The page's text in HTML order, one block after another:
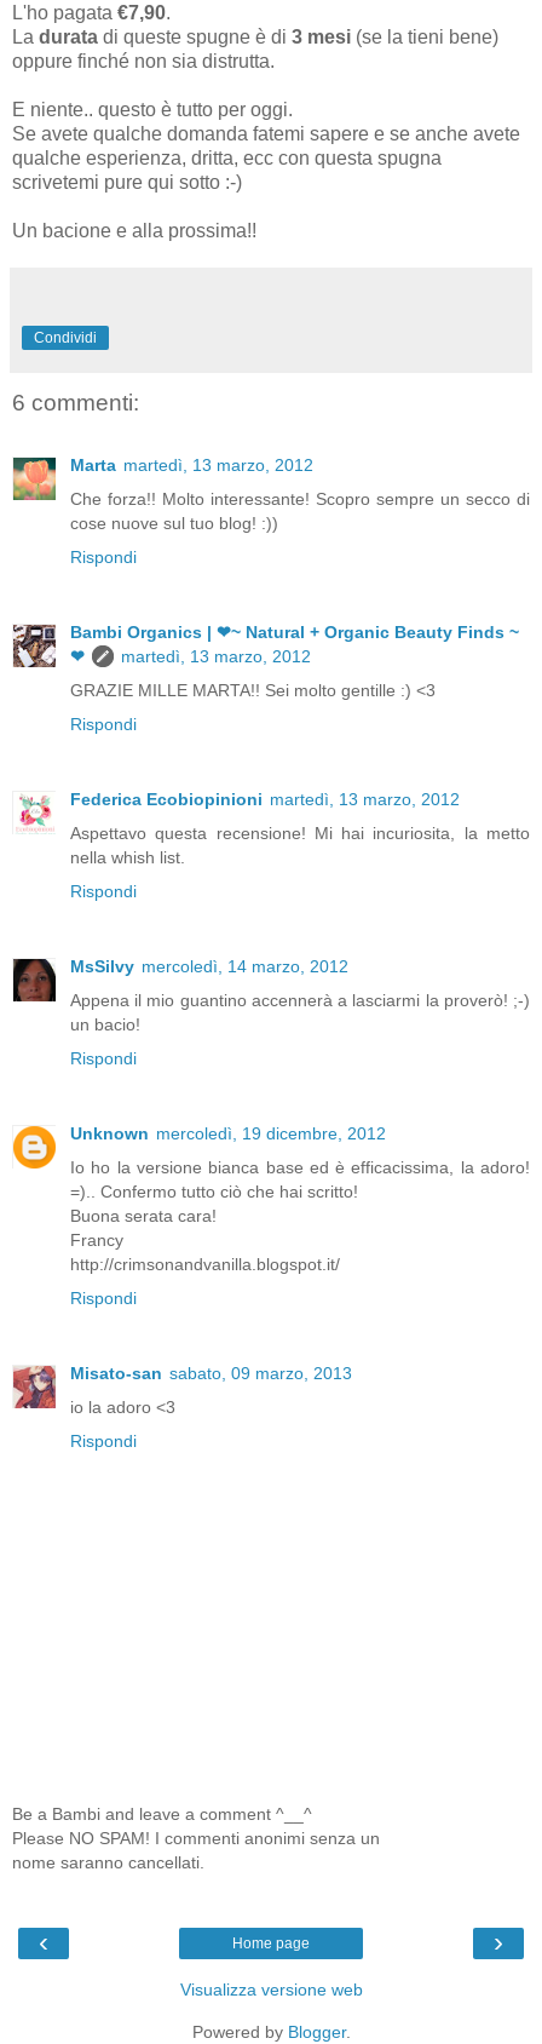
L'ho pagata €7,90.
La durata di queste spugne è di 3 mesi (se la tieni bene)
oppure finché non sia distrutta.
E niente.. questo è tutto per oggi.
Se avete qualche domanda fatemi sapere e se anche avete
qualche esperienza, dritta, ecc con questa spugna
scrivetemi pure qui sotto :-)
Un bacione e alla prossima!!
Condividi
6 commenti:
Marta martedì, 13 marzo, 2012
Che forza!! Molto interessante! Scopro sempre un secco di
cose nuove sul tuo blog! :))
Rispondi
Bambi Organics | ❤~ Natural + Organic Beauty Finds ~
❤
martedì, 13 marzo, 2012
GRAZIE MILLE MARTA!! Sei molto gentille :) <3
Rispondi
Federica Ecobiopinioni martedì, 13 marzo, 2012
Aspettavo questa recensione! Mi hai incuriosita, la metto
nella whish list.
Rispondi
MsSilvy mercoledì, 14 marzo, 2012
Appena il mio guantino accennerà a lasciarmi la proverò! ;-)
un bacio!
Rispondi
Unknown mercoledì, 19 dicembre, 2012
Io ho la versione bianca base ed è efficacissima, la adoro!
=).. Confermo tutto ciò che hai scritto!
Buona serata cara!
Francy
http://crimsonandvanilla.blogspot.it/
Rispondi
Misato-san sabato, 09 marzo, 2013
io la adoro <3
Rispondi
Be a Bambi and leave a comment ^__^
Please NO SPAM! I commenti anonimi senza un
nome saranno cancellati.
‹ ›
Home page
Visualizza versione web
Powered by Blogger.